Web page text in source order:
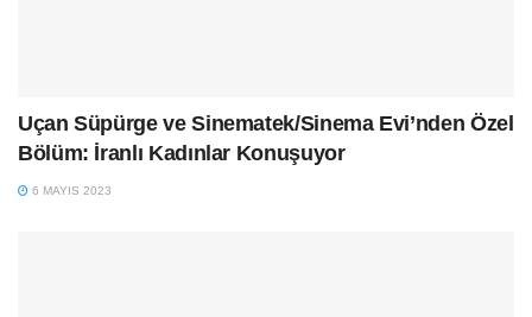
Uçan Süpürge ve Sinematek/Sinema Evi’nden Özel
Bölüm: İranlı Kadınlar Konuşuyor
6 MAYIS 2023